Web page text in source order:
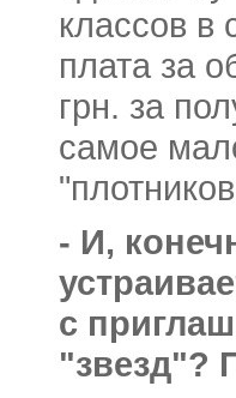
классов в
плата за
грн. за
самое
- И,
с
"звезд"?